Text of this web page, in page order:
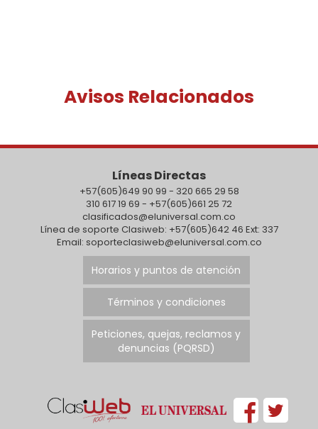
Avisos Relacionados
Líneas Directas
+57(605)649 90 99 - 320 665 29 58
310 617 19 69 - +57(605)661 25 72
clasificados@eluniversal.com.co
Línea de soporte Clasiweb: +57(605)642 46 Ext: 337
Email: soporteclasiweb@eluniversal.com.co
Horarios y puntos de atención
Términos y condiciones
Peticiones, quejas, reclamos y
denuncias (PQRSD)